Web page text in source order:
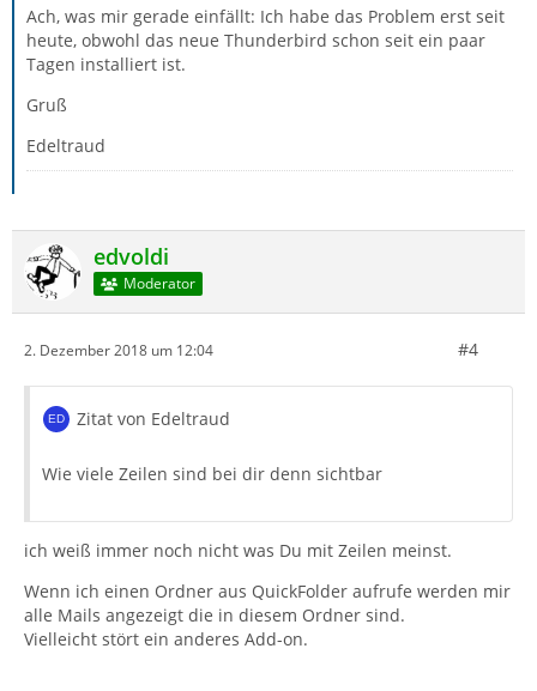
Ach, was mir gerade einfällt: Ich habe das Problem erst seit
heute, obwohl das neue Thunderbird schon seit ein paar
Tagen installiert ist.
Gruß
Edeltraud
edvoldi
Moderator
2. Dezember 2018 um 12:04 #4
Zitat von Edeltraud
Wie viele Zeilen sind bei dir denn sichtbar
ich weiß immer noch nicht was Du mit Zeilen meinst.
Wenn ich einen Ordner aus QuickFolder aufrufe werden mir
alle Mails angezeigt die in diesem Ordner sind.
Vielleicht stört ein anderes Add-on.